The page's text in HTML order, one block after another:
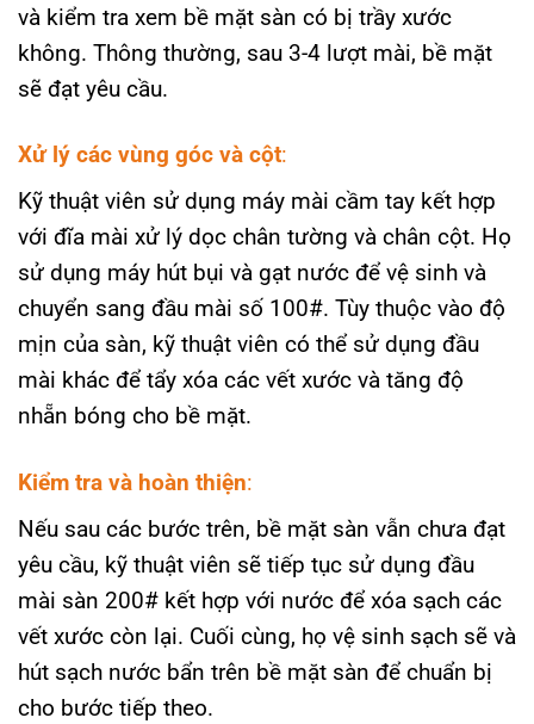
và kiểm tra xem bề mặt sàn có bị trầy xước
không. Thông thường, sau 3-4 lượt mài, bề mặt
sẽ đạt yêu cầu.
Xử lý các vùng góc và cột:
Kỹ thuật viên sử dụng máy mài cầm tay kết hợp
với đĩa mài xử lý dọc chân tường và chân cột. Họ
sử dụng máy hút bụi và gạt nước để vệ sinh và
chuyển sang đầu mài số 100#. Tùy thuộc vào độ
mịn của sàn, kỹ thuật viên có thể sử dụng đầu
mài khác để tẩy xóa các vết xước và tăng độ
nhẵn bóng cho bề mặt.
Kiểm tra và hoàn thiện:
Nếu sau các bước trên, bề mặt sàn vẫn chưa đạt
yêu cầu, kỹ thuật viên sẽ tiếp tục sử dụng đầu
mài sàn 200# kết hợp với nước để xóa sạch các
vết xước còn lại. Cuối cùng, họ vệ sinh sạch sẽ và
hút sạch nước bẩn trên bề mặt sàn để chuẩn bị
cho bước tiếp theo.